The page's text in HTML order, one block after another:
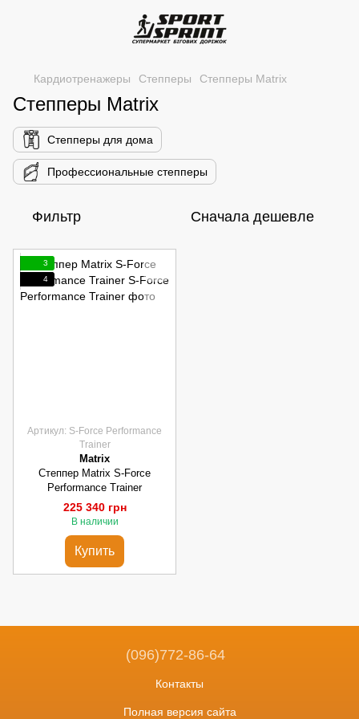
Кардиотренажеры Степперы Степперы Matrix
Степперы Matrix
Степперы для дома
Профессиональные степперы
Фильтр Сначала дешевле
3
4
Артикул: S-Force Performance
Trainer
Matrix
Степпер Matrix S-Force
Performance Trainer
225 340 грн
В наличии
Купить
(096)772-86-64
Контакты
Полная версия сайта